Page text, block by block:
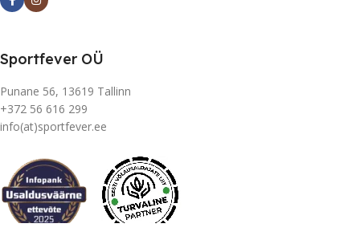
Sportfever OÜ
Punane 56, 13619 Tallinn
+372 56 616 299
info(at)sportfever.ee